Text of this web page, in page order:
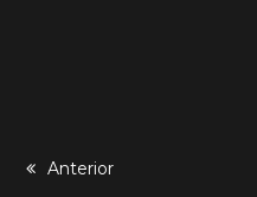
previous
Anterior